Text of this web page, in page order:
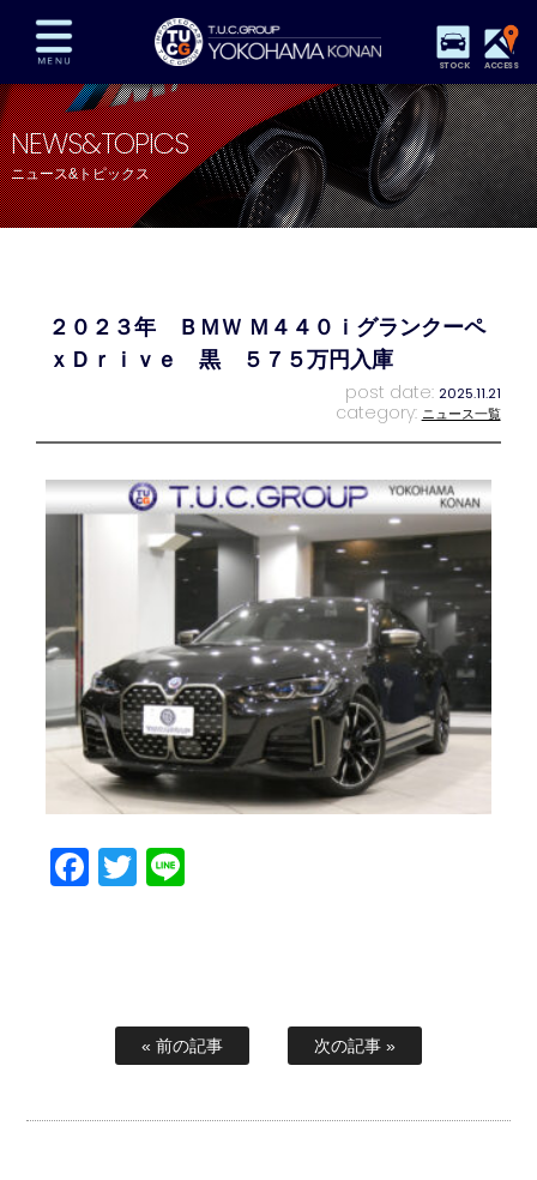
STOCK ACCESS
在庫車両情報 保証&サービス パーツリスト
TUCとは？ 店舗情報 アクセスマップ
全国納車 特別作業 注文販売
プライバシーポリシー スタッフblog
NEWS&TOPICS
ニュース&トピックス
２０２３年 ＢＭＷ Ｍ４４０ｉグランクーペ
ｘＤｒｉｖｅ 黒 ５７５万円入庫
post date: 2025.11.21
category: ニュース一覧
Facebook
Twitter
« 前の記事 次の記事 »